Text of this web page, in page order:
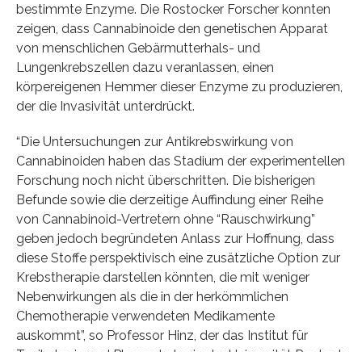
bestimmte Enzyme. Die Rostocker Forscher konnten
zeigen, dass Cannabinoide den genetischen Apparat
von menschlichen Gebärmutterhals- und
Lungenkrebszellen dazu veranlassen, einen
körpereigenen Hemmer dieser Enzyme zu produzieren,
der die Invasivität unterdrückt.
“Die Untersuchungen zur Antikrebswirkung von
Cannabinoiden haben das Stadium der experimentellen
Forschung noch nicht überschritten. Die bisherigen
Befunde sowie die derzeitige Auffindung einer Reihe
von Cannabinoid-Vertretern ohne “Rauschwirkung”
geben jedoch begründeten Anlass zur Hoffnung, dass
diese Stoffe perspektivisch eine zusätzliche Option zur
Krebstherapie darstellen könnten, die mit weniger
Nebenwirkungen als die in der herkömmlichen
Chemotherapie verwendeten Medikamente
auskommt”, so Professor Hinz, der das Institut für